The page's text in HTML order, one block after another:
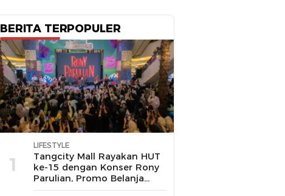
BERITA TERPOPULER
1
LIFESTYLE
Tangcity Mall Rayakan HUT
ke-15 dengan Konser Rony
Parulian, Promo Belanja
hingga Festival Komunitas